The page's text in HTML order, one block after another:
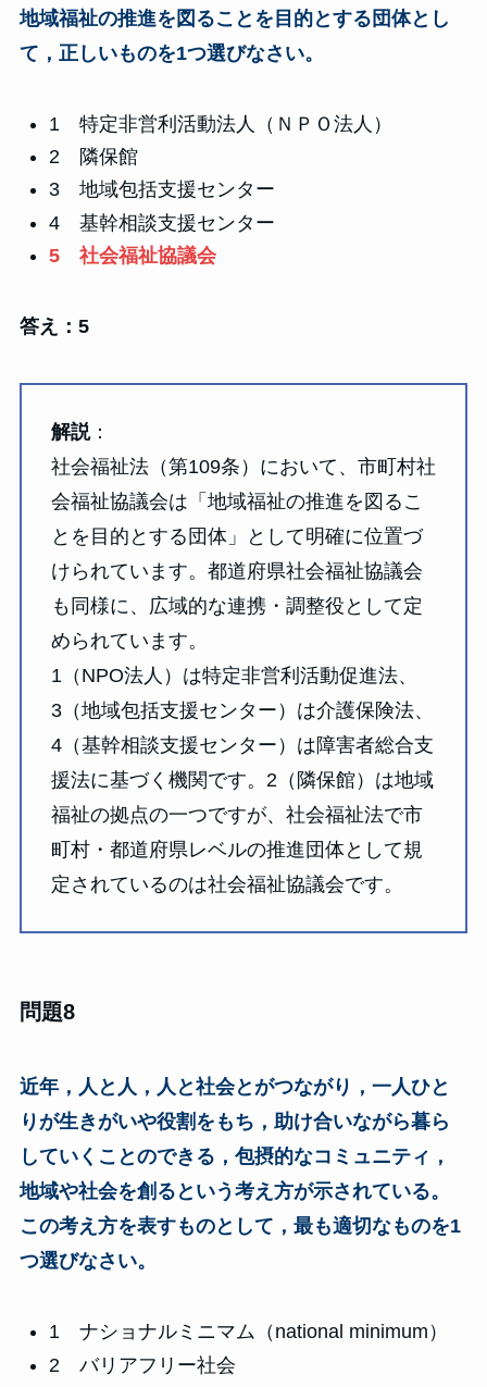
地域福祉の推進を図ることを目的とする団体とし
て，正しいものを1つ選びなさい。
1 特定非営利活動法人（ＮＰＯ法人）
2 隣保館
3 地域包括支援センター
4 基幹相談支援センター
5 社会福祉協議会
答え：5
解説：
社会福祉法（第109条）において、市町村社
会福祉協議会は「地域福祉の推進を図るこ
とを目的とする団体」として明確に位置づ
けられています。都道府県社会福祉協議会
も同様に、広域的な連携・調整役として定
められています。
1（NPO法人）は特定非営利活動促進法、
3（地域包括支援センター）は介護保険法、
4（基幹相談支援センター）は障害者総合支
援法に基づく機関です。2（隣保館）は地域
福祉の拠点の一つですが、社会福祉法で市
町村・都道府県レベルの推進団体として規
定されているのは社会福祉協議会です。
問題8
近年，人と人，人と社会とがつながり，一人ひと
りが生きがいや役割をもち，助け合いながら暮ら
していくことのできる，包摂的なコミュニティ，
地域や社会を創るという考え方が示されている。
この考え方を表すものとして，最も適切なものを1
つ選びなさい。
1 ナショナルミニマム（national minimum）
2 バリアフリー社会